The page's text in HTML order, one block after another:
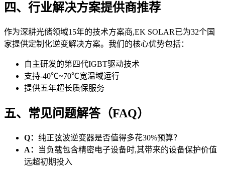
四、行业解决方案提供商推荐
作为深耕光储领域15年的技术方案商,EK SOLAR已为32个国
家提供定制化逆变解决方案。我们的核心优势包括：
自主研发的第四代IGBT驱动技术
支持-40℃~70℃宽温域运行
提供五年超长质保服务
五、常见问题解答（FAQ）
Q： 纯正弦波逆变器是否值得多花30%预算？
A：
当负载包含精密电子设备时,其带来的设备保护价值
远超初期投入